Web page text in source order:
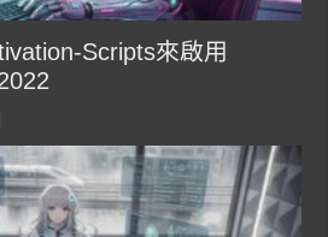
Scripts來啟用